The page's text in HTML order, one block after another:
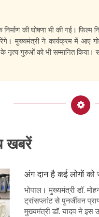
की घोषणा भी की गई। फिल्म
मुख्यमंत्री ने कार्यक्रम में आए
नृत्य गुरुओं को भी सम्मानित किया।
खबरें
अंग दान है कई लोगों को
भोपाल। मुख्यमंत्री डॉ.
ट्रांसप्लांट से पुनर्जीवन
मुख्यमंत्री डॉ. यादव ने इस